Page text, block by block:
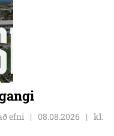
efni 08.08.2026
kl.